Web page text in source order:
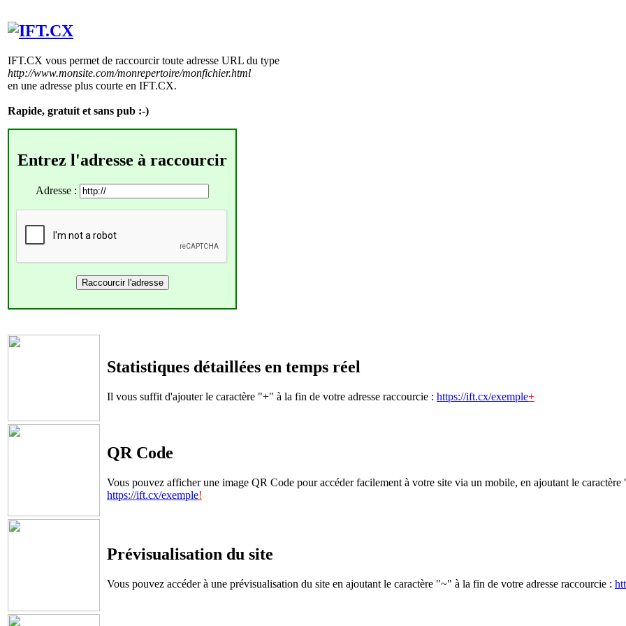
IFT.CX vous permet de raccourcir toute adresse URL du type
http://www.monsite.com/monrepertoire/monfichier.html
en une adresse plus courte en IFT.CX.
Rapide, gratuit et sans pub :-)
Entrez l'adresse à raccourcir
Adresse :
Statistiques détaillées en temps réel
Il vous suffit d'ajouter le caractère "+" à la fin de votre adresse raccourcie : https://ift.cx/exemple+
QR Code
Vous pouvez afficher une image QR Code pour accéder facilement à votre site via un mobile, en ajoutant le
https://ift.cx/exemple!
Prévisualisation du site
Vous pouvez accéder à une prévisualisation du site en ajoutant le caractère "~" à la fin de votre adresse raccourcie :